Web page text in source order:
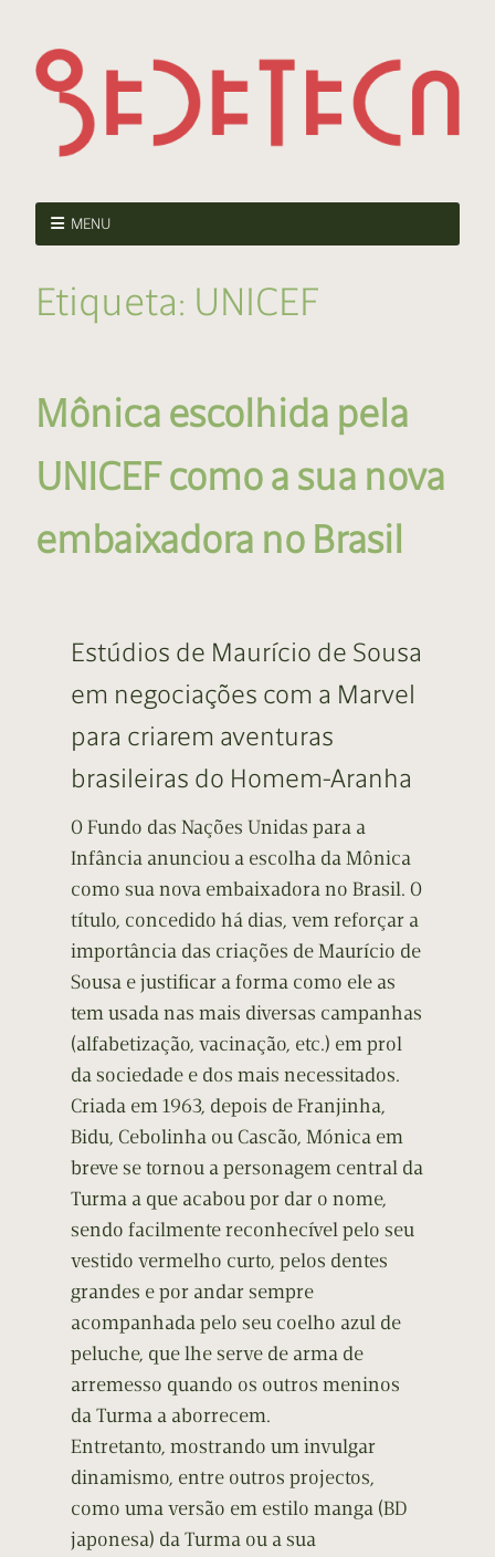
MENU
Etiqueta: UNICEF
Mônica escolhida pela
UNICEF como a sua nova
embaixadora no Brasil
Estúdios de Maurício de Sousa
em negociações com a Marvel
para criarem aventuras
brasileiras do Homem-Aranha
O Fundo das Nações Unidas para a
Infância anunciou a escolha da Mônica
como sua nova embaixadora no Brasil. O
título, concedido há dias, vem reforçar a
importância das criações de Maurício de
Sousa e justificar a forma como ele as
tem usada nas mais diversas campanhas
(alfabetização, vacinação, etc.) em prol
da sociedade e dos mais necessitados.
Criada em 1963, depois de Franjinha,
Bidu, Cebolinha ou Cascão, Mónica em
breve se tornou a personagem central da
Turma a que acabou por dar o nome,
sendo facilmente reconhecível pelo seu
vestido vermelho curto, pelos dentes
grandes e por andar sempre
acompanhada pelo seu coelho azul de
peluche, que lhe serve de arma de
arremesso quando os outros meninos
da Turma a aborrecem.
Entretanto, mostrando um invulgar
dinamismo, entre outros projectos,
como uma versão em estilo manga (BD
japonesa) da Turma ou a sua